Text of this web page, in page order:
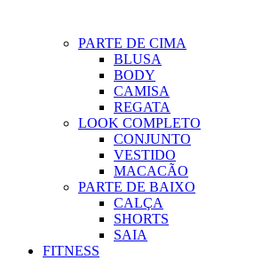
PARTE DE CIMA
BLUSA
BODY
CAMISA
REGATA
LOOK COMPLETO
CONJUNTO
VESTIDO
MACACÃO
PARTE DE BAIXO
CALÇA
SHORTS
SAIA
FITNESS